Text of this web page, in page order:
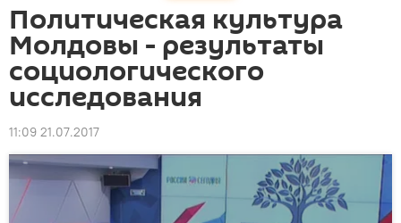
Политическая культура
Молдовы - результаты
социологического
исследования
11:09 21.07.2017